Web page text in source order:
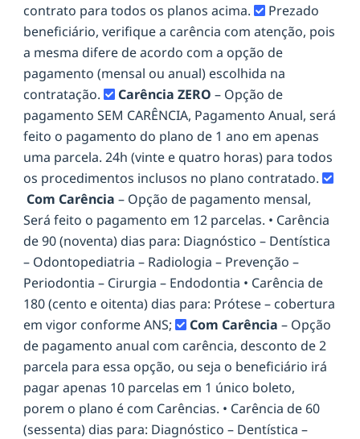
contrato para todos os planos acima.
Prezado
beneficiário, verifique a carência com atenção, pois
a mesma difere de acordo com a opção de
pagamento (mensal ou anual) escolhida na
contratação.
Carência ZERO – Opção de
pagamento SEM CARÊNCIA, Pagamento Anual, será
feito o pagamento do plano de 1 ano em apenas
uma parcela. 24h (vinte e quatro horas) para todos
os procedimentos inclusos no plano contratado.
Com Carência – Opção de pagamento mensal,
Será feito o pagamento em 12 parcelas. • Carência
de 90 (noventa) dias para: Diagnóstico – Dentística
– Odontopediatria – Radiologia – Prevenção –
Periodontia – Cirurgia – Endodontia • Carência de
180 (cento e oitenta) dias para: Prótese – cobertura
em vigor conforme ANS;
Com Carência – Opção
de pagamento anual com carência, desconto de 2
parcela para essa opção, ou seja o beneficiário irá
pagar apenas 10 parcelas em 1 único boleto,
porem o plano é com Carências. • Carência de 60
(sessenta) dias para: Diagnóstico – Dentística –